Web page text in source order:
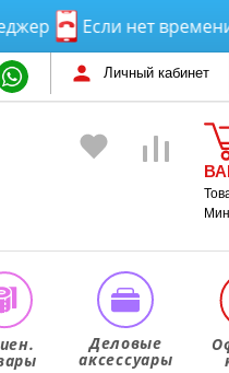
Если нет времени на
Личный кабинет
Деловые
аксессуары